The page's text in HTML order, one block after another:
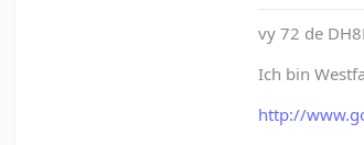
vy 72 de
Ich bin
http://